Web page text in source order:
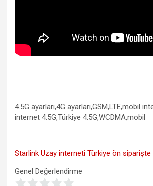
4.5G ayarları,4G ayarları,GSM,LTE,mobil
internet 4.5G,Türkiye 4.5G,WCDMA,mobil
Starlink Uzay interneti Türkiye ön siparişte
Genel Değerlendirme